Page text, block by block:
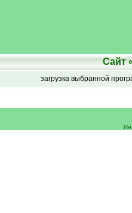
Сайт
загрузка выбранной